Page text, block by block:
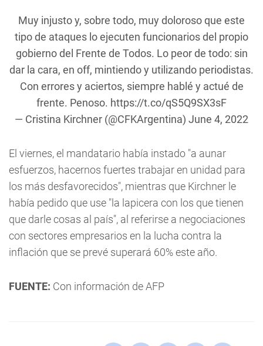
Muy injusto y, sobre todo, muy doloroso que este
tipo de ataques lo ejecuten funcionarios del propio
gobierno del Frente de Todos. Lo peor de todo: sin
dar la cara, en off, mintiendo y utilizando periodistas.
Con errores y aciertos, siempre hablé y actué de
frente. Penoso. https://t.co/qS5Q9SX3sF
— Cristina Kirchner (@CFKArgentina) June 4, 2022
El viernes, el mandatario había instado "a aunar
esfuerzos, hacernos fuertes trabajar en unidad para
los más desfavorecidos", mientras que Kirchner le
había pedido que use "la lapicera con los que tienen
que darle cosas al país", al referirse a negociaciones
con sectores empresarios en la lucha contra la
inflación que se prevé superará 60% este año.
FUENTE: Con información de AFP